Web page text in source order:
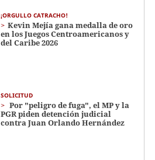
¡ORGULLO CATRACHO!
Kevin Mejía gana medalla de oro
en los Juegos Centroamericanos y
del Caribe 2026
SOLICITUD
Por "peligro de fuga", el MP y la
PGR piden detención judicial
contra Juan Orlando Hernández